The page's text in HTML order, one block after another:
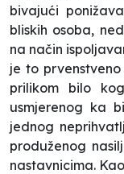
bivajući
bliskih osoba,
na način
je to
prilikom bilo
usmjerenog ka
jednog
produženog
nastavnicima.